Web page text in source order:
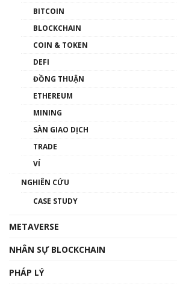
như thể nào?
00:39:31
Phổ cập Blockchain
thống & Crypto qua các
01:32:59
BITCOIN
BLOCKCHAIN
COIN & TOKEN
DEFI
ĐỒNG THUẬN
ETHEREUM
MINING
SÀN GIAO DỊCH
TRADE
VÍ
NGHIÊN CỨU
CASE STUDY
METAVERSE
NHÂN SỰ BLOCKCHAIN
PHÁP LÝ